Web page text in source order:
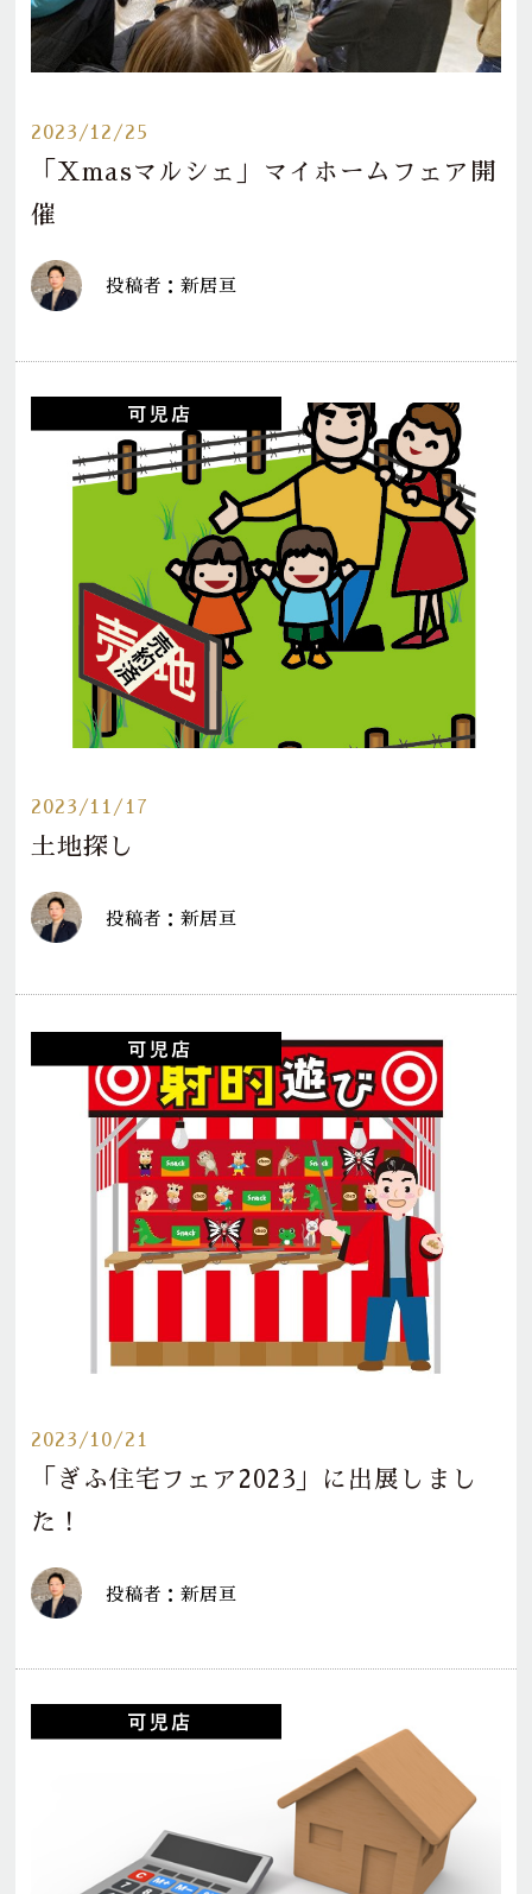
2023/12/25
「Xmasマルシェ」マイホームフェア開
催
投稿者：新居亘
2023/11/17
土地探し
投稿者：新居亘
2023/10/21
「ぎふ住宅フェア2023」に出展しまし
た！
投稿者：新居亘